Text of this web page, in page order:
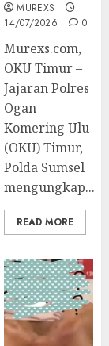
MUREXS
14/07/2026
0
Murexs.com,
OKU Timur –
Jajaran Polres
Ogan
Komering Ulu
(OKU) Timur,
Polda Sumsel
mengungkap...
READ MORE